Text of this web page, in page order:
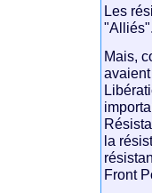
Les
"Alliés".
Mais,
la
Front